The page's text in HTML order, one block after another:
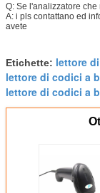
Q: Se l'analizzatore
A: i pls contattano ed
avete
Etichette: lettore
lettore di codici a
lettore di codici a